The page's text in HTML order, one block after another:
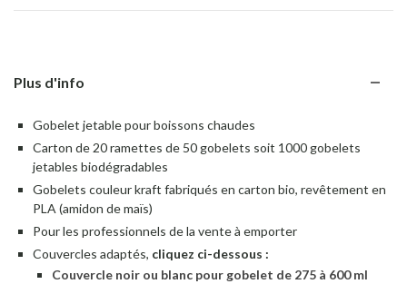
Plus d'info
Gobelet jetable pour boissons chaudes
Carton de 20 ramettes de 50 gobelets soit 1000 gobelets
jetables biodégradables
Gobelets couleur kraft fabriqués en carton bio, revêtement en
PLA (amidon de maïs)
Pour les professionnels de la vente à emporter
Couvercles adaptés, cliquez ci-dessous :
Couvercle noir ou blanc pour gobelet de 275 à 600 ml